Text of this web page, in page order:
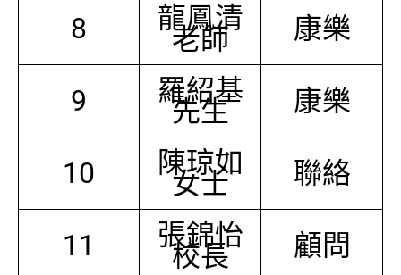
8 龍鳳清
老師 康樂
9 羅紹基
先生 康樂
10 陳琼如
女士 聯絡
11 張錦怡
校長 顧問